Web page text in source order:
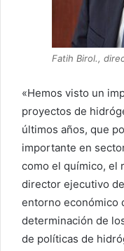
Fatih Birol.,
«Hemos visto un
proyectos de
últimos años, que
importante en
como el químico, el
director ejecutivo
entorno económico
determinación de
de políticas de